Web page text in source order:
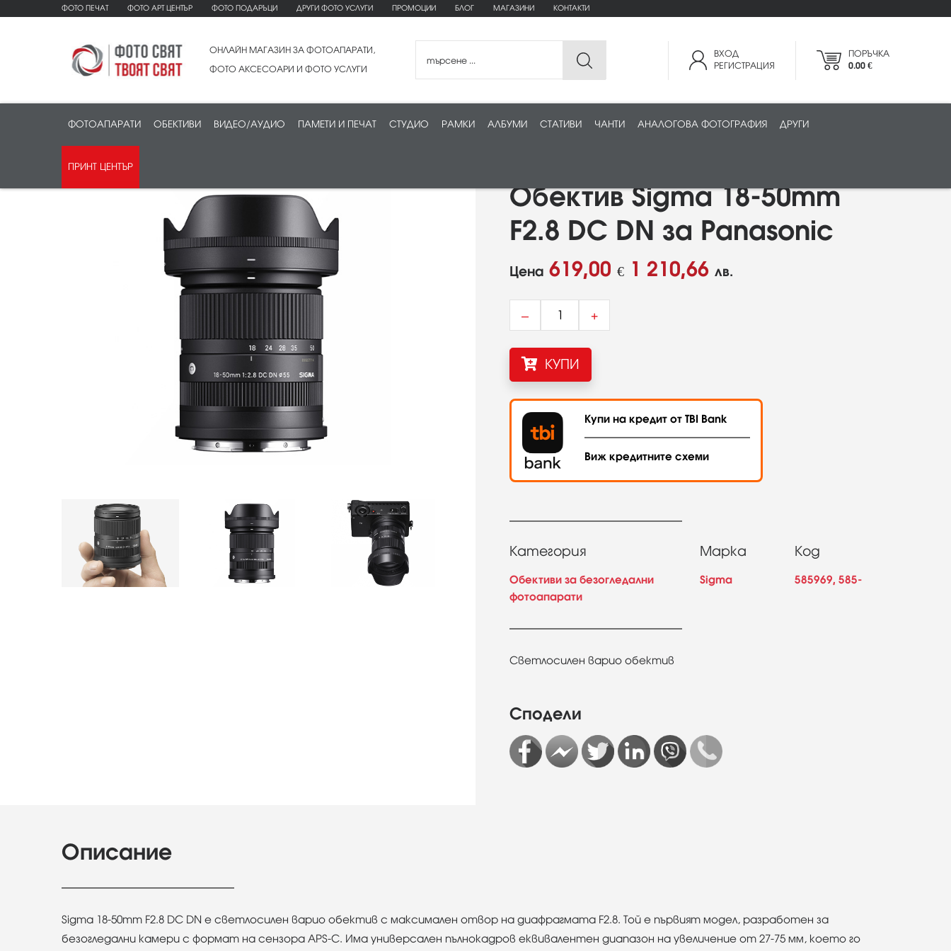
ФОТО ПЕЧАТ ФОТО АРТ ЦЕНТЪР ФОТО ПОДАРЪЦИ ДРУГИ ФОТО УСЛУГИ ПРОМОЦИИ БЛОГ МАГАЗИНИ КОНТАКТИ
ОНЛАЙН МАГАЗИН ЗА ФОТОАПАРАТИ,
ФОТО АКСЕСОАРИ И ФОТО УСЛУГИ
ВХОД
РЕГИСТРАЦИЯ
ПОРЪЧКА
0.00 €
ФОТОАПАРАТИ ОБЕКТИВИ ВИДЕО/АУДИО ПАМЕТИ И ПЕЧАТ СТУДИО РАМКИ АЛБУМИ СТАТИВИ ЧАНТИ АНАЛОГОВА ФОТОГРАФИЯ ДРУГИ
ПРИНТ ЦЕНТЪР
Обектив Sigma 18-50mm
F2.8 DC DN за Panasonic
Цена 619,00 € 1 210,66 лв.
– +
КУПИ
Купи на кредит от TBI Bank
Виж кредитните схеми
Категория
Обективи за безогледални
фотоапарати
Марка
Sigma
Код
585969, 585-
Светлосилен варио обектив
Сподели
Описание
Sigma 18-50mm F2.8 DC DN е светлосилен варио обектив с максимален отвор на диафрагмата F2.8. Той е първият модел, разработен за
безогледални камери с формат на сензора APS-C. Има универсален пълнокадров еквивалентен диапазон на увеличение от 27-75 мм, което го